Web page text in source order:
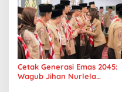
Cetak Generasi Emas 2045:
Wagub Jihan Nurlela